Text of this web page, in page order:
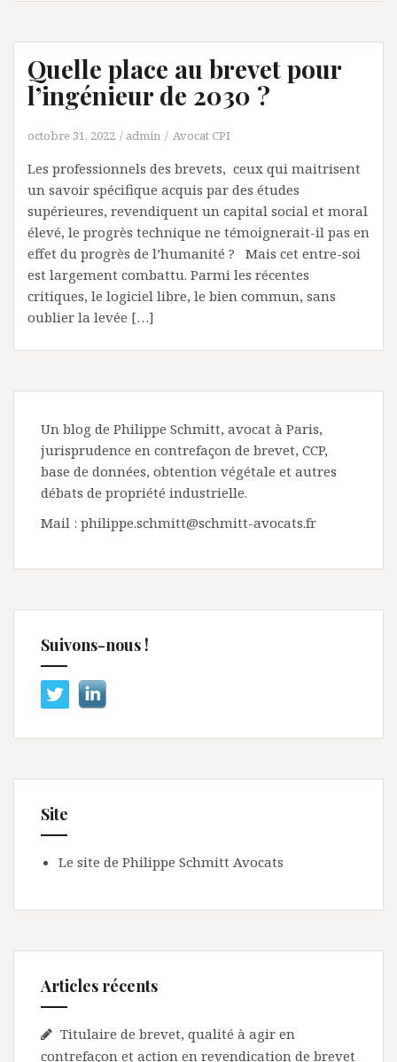
Quelle place au brevet pour
l’ingénieur de 2030 ?
octobre 31, 2022 admin Avocat CPI
Les professionnels des brevets, ceux qui maitrisent
un savoir spécifique acquis par des études
supérieures, revendiquent un capital social et moral
élevé, le progrès technique ne témoignerait-il pas en
effet du progrès de l’humanité ? Mais cet entre-soi
est largement combattu. Parmi les récentes
critiques, le logiciel libre, le bien commun, sans
oublier la levée […]
Un blog de Philippe Schmitt, avocat à Paris,
jurisprudence en contrefaçon de brevet, CCP,
base de données, obtention végétale et autres
débats de propriété industrielle.
Mail : philippe.schmitt@schmitt-avocats.fr
Suivons-nous !
Site
Le site de Philippe Schmitt Avocats
Articles récents
Titulaire de brevet, qualité à agir en
contrefaçon et action en revendication de brevet